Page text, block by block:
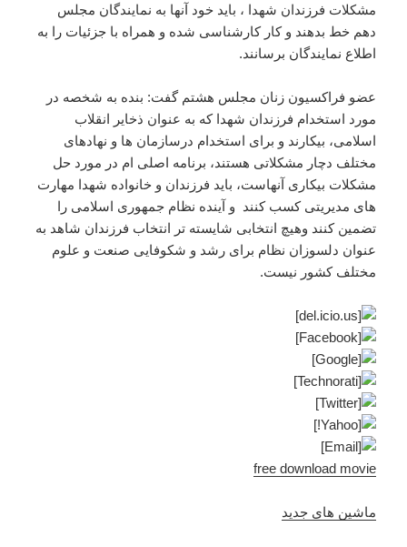
مشکلات فرزندان شهدا ، باید خود آنها به نمایندگان مجلس
دهم خط بدهند و کار کارشناسی شده و همراه با جزئیات را به
اطلاع نمایندگان برسانند.
عضو فراکسیون زنان مجلس هشتم گفت: بنده به شخصه در
مورد استخدام فرزندان شهدا که به عنوان ذخایر انقلاب
اسلامی، بیکارند و برای استخدام درسازمان ها و نهادهای
مختلف دچار مشکلاتی هستند، برنامه اصلی ام در مورد حل
مشکلات بیکاری آنهاست، باید فرزندان و خانواده شهدا مهارت
های مدیریتی کسب کنند و آینده نظام جمهوری اسلامی را
تضمین کنند وهیچ انتخابی شایسته تر انتخاب فرزندان شاهد به
عنوان دلسوزان نظام برای رشد و شکوفایی صنعت و علوم
مختلف کشور نیست.
free download movie
ماشین های جدید